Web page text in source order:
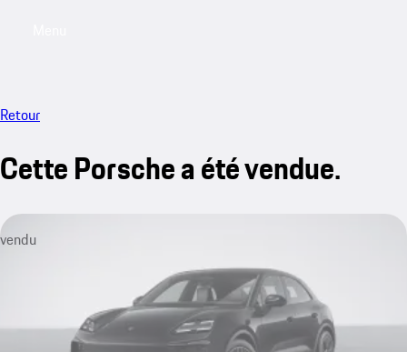
Retour
Cette Porsche a été vendue.
vendu